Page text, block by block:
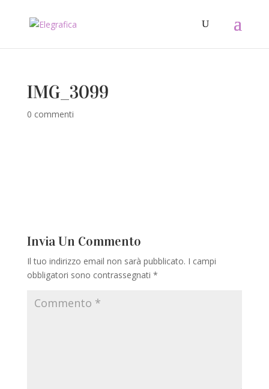
IMG_3099
0 commenti
Invia Un Commento
Il tuo indirizzo email non sarà pubblicato. I campi
obbligatori sono contrassegnati *